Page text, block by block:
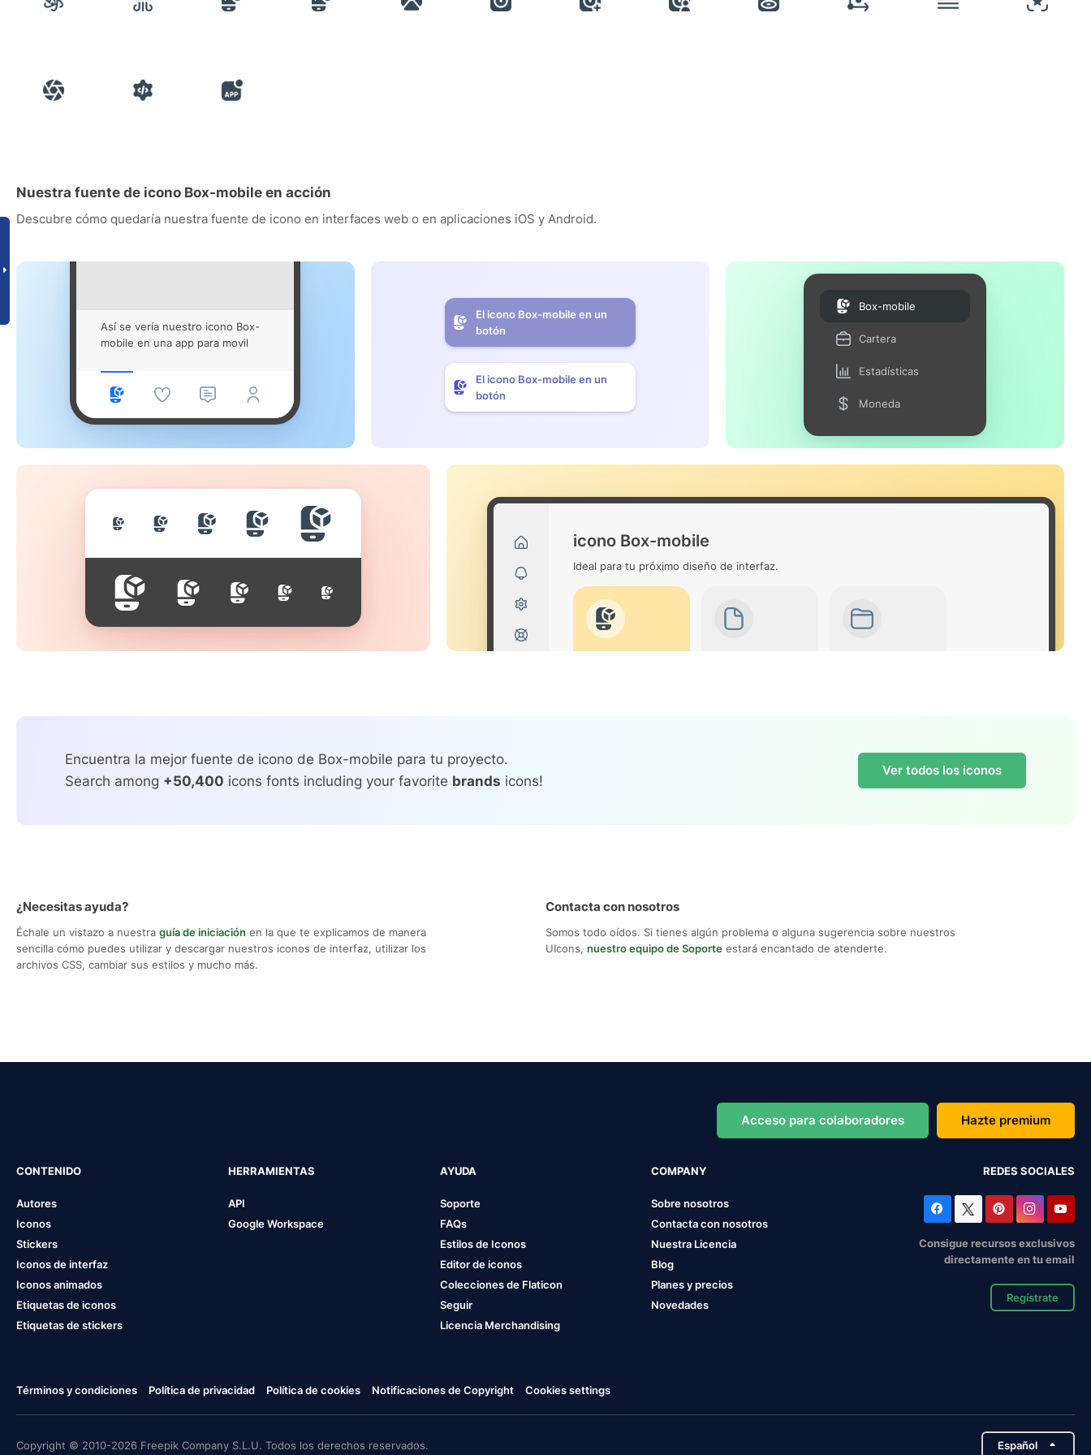
Nuestra fuente de icono Box-mobile en acción
Descubre cómo quedaría nuestra fuente de icono en interfaces web o en aplicaciones iOS y Android.
Así se vería nuestro icono Box-
mobile en una app para movil
El icono Box-mobile en un
botón
El icono Box-mobile en un
botón
Box-mobile
Cartera
Estadísticas
Moneda
icono Box-mobile
Ideal para tu próximo diseño de interfaz.
Encuentra la mejor fuente de icono de Box-mobile para tu proyecto.
Search among +50,400 icons fonts including your favorite brands icons!
Ver todos los iconos
¿Necesitas ayuda?
Échale un vistazo a nuestra guía de iniciación en la que te explicamos de manera
sencilla cómo puedes utilizar y descargar nuestros iconos de interfaz, utilizar los
archivos CSS, cambiar sus estilos y mucho más.
Contacta con nosotros
Somos todo oídos. Si tienes algún problema o alguna sugerencia sobre nuestros
UIcons, nuestro equipo de Soporte estará encantado de atenderte.
Acceso para colaboradores Hazte premium
CONTENIDO
Autores
Iconos
Stickers
Iconos de interfaz
Iconos animados
Etiquetas de iconos
Etiquetas de stickers
HERRAMIENTAS
API
Google Workspace
AYUDA
Soporte
FAQs
Estilos de Iconos
Editor de iconos
Colecciones de Flaticon
Seguir
Licencia Merchandising
COMPANY
Sobre nosotros
Contacta con nosotros
Nuestra Licencia
Blog
Planes y precios
Novedades
REDES SOCIALES
Consigue recursos exclusivos
directamente en tu email
Regístrate
Términos y condiciones Política de privacidad Política de cookies Notificaciones de Copyright Cookies settings
Copyright © 2010-2026 Freepik Company S.L.U. Todos los derechos reservados. Español